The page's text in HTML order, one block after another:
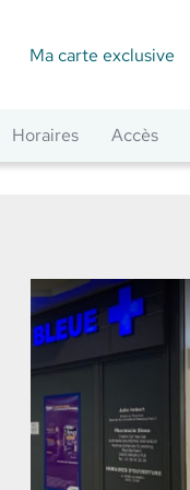
Ma carte exclusive
Horaires Accès